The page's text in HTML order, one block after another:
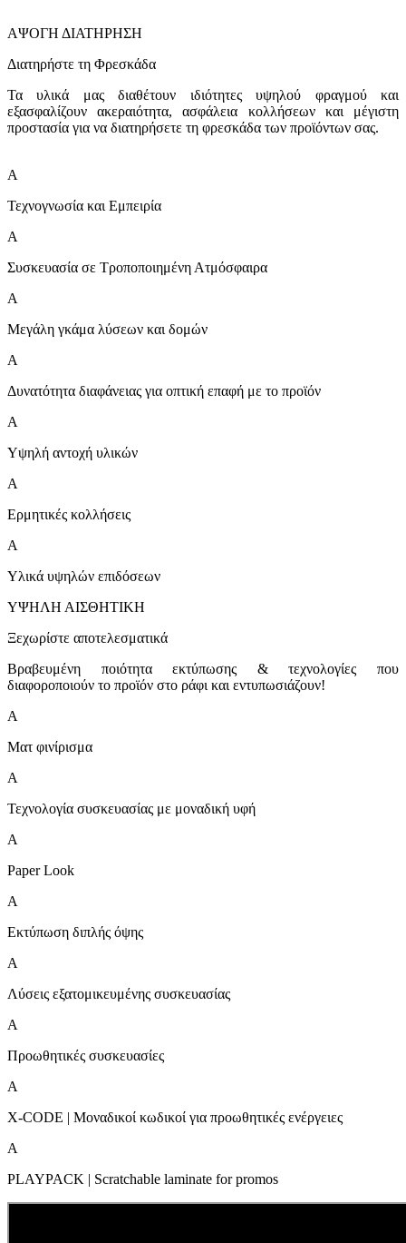
ΑΨΟΓΗ ΔΙΑΤΗΡΗΣΗ
Διατηρήστε τη Φρεσκάδα
Τα υλικά μας διαθέτουν ιδιότητες υψηλού φραγμού και
εξασφαλίζουν ακεραιότητα, ασφάλεια κολλήσεων και μέγιστη
προστασία για να διατηρήσετε τη φρεσκάδα των προϊόντων σας.
A
Τεχνογνωσία και Εμπειρία
A
Συσκευασία σε Τροποποιημένη Ατμόσφαιρα
A
Μεγάλη γκάμα λύσεων και δομών
A
Δυνατότητα διαφάνειας για οπτική επαφή με το προϊόν
A
Υψηλή αντοχή υλικών
A
Ερμητικές κολλήσεις
A
Υλικά υψηλών επιδόσεων
ΥΨΗΛΗ ΑΙΣΘΗΤΙΚΗ
Ξεχωρίστε αποτελεσματικά
Βραβευμένη ποιότητα εκτύπωσης & τεχνολογίες που
διαφοροποιούν το προϊόν στο ράφι και εντυπωσιάζουν!
A
Ματ φινίρισμα
A
Τεχνολογία συσκευασίας με μοναδική υφή
A
Paper Look
A
Εκτύπωση διπλής όψης
A
Λύσεις εξατομικευμένης συσκευασίας
A
Προωθητικές συσκευασίες
A
X-CODE | Μοναδικοί κωδικοί για προωθητικές ενέργειες
A
PLAYPACK | Scratchable laminate for promos